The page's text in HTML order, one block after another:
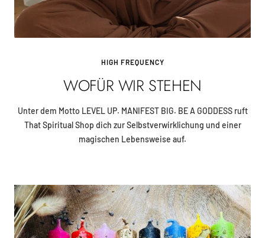
HIGH FREQUENCY
WOFÜR WIR STEHEN
Unter dem Motto LEVEL UP. MANIFEST BIG. BE A GODDESS ruft
That Spiritual Shop dich zur Selbstverwirklichung und einer
magischen Lebensweise auf.